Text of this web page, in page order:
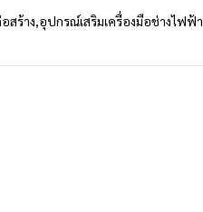
สร้าง,อุปกรณ์เสริมเครื่องมือช่างไฟฟ้า